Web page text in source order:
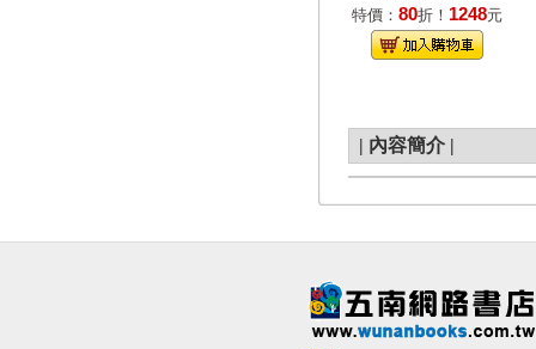
特價： 80折！ 1248元
| 內容簡介 |